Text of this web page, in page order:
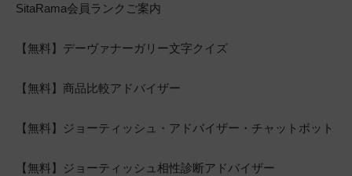
SitaRama会員ランクご案内
【無料】デーヴァナーガリー文字クイズ
【無料】商品比較アドバイザー
【無料】ジョーティッシュ・アドバイザー・チャットボット
【無料】ジョーティッシュ相性診断アドバイザー